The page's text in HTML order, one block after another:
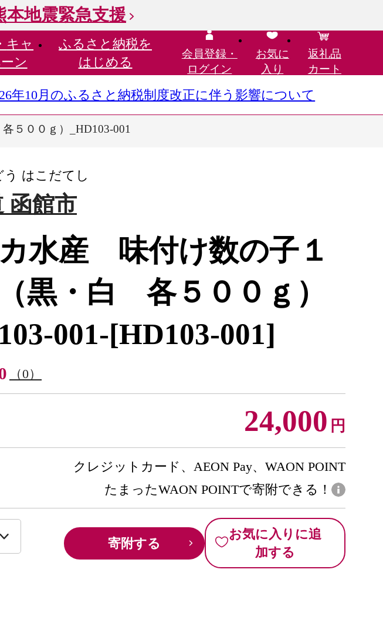
本地震緊急支援
キャ
ン
ふるさと納税を
はじめる
会員登録・
ログイン
お気に
入り
返礼品
カート
年10月のふるさと納税制度改正に伴う影響について
５００ｇ）_HD103-001
はこだてし
函館市
水産 味付け数の子１
黒・白 各５００ｇ）
001-[HD103-001]
（0）
24,000 円
クレジットカード、AEON Pay、WAON POINT
たまったWAON POINTで寄附できる！
寄附する
お気に入りに追
加する